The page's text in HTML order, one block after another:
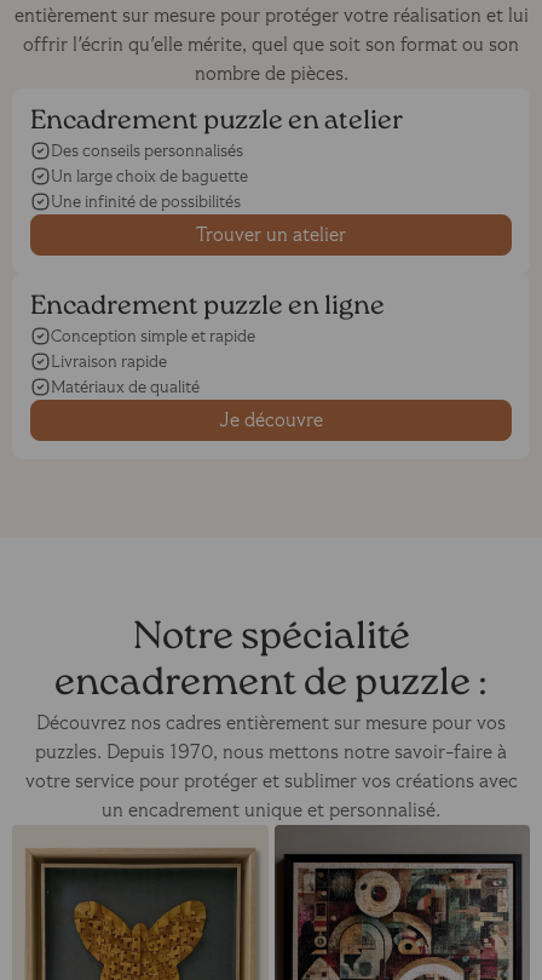
entièrement sur mesure pour protéger votre réalisation et lui
offrir l'écrin qu'elle mérite, quel que soit son format ou son
nombre de pièces.
Encadrement puzzle en atelier
Des conseils personnalisés
Un large choix de baguette
Une infinité de possibilités
Trouver un atelier
Encadrement puzzle en ligne
Conception simple et rapide
Livraison rapide
Matériaux de qualité
Je découvre
Notre spécialité
encadrement de puzzle :
Découvrez nos cadres entièrement sur mesure pour vos
puzzles. Depuis 1970, nous mettons notre savoir-faire à
votre service pour protéger et sublimer vos créations avec
un encadrement unique et personnalisé.